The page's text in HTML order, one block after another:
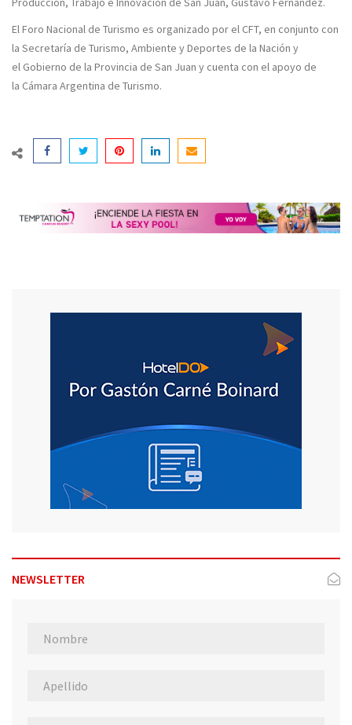
El Foro Nacional de Turismo es organizado por el CFT, en conjunto con
la Secretaría de Turismo, Ambiente y Deportes de la Nación y
el Gobierno de la Provincia de San Juan y cuenta con el apoyo de
la Cámara Argentina de Turismo.
NEWSLETTER